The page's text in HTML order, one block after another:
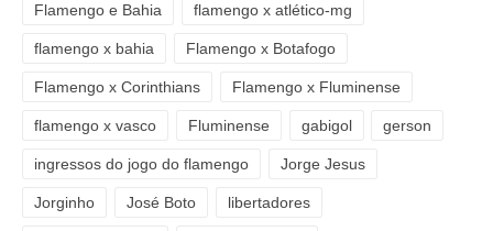
Flamengo e Bahia flamengo x atlético-mg
flamengo x bahia Flamengo x Botafogo
Flamengo x Corinthians Flamengo x Fluminense
flamengo x vasco Fluminense gabigol gerson
ingressos do jogo do flamengo Jorge Jesus
Jorginho José Boto libertadores